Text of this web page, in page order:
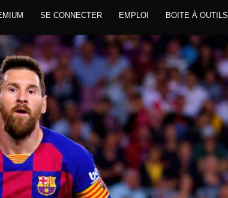
SE CONNECTER EMPLOI BOITE À OUTILS